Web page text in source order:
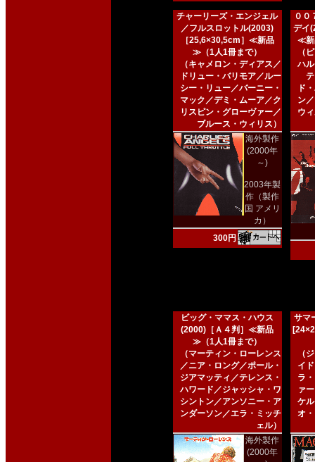
チャーリーズ・エンジェル
／フルスロットル(2003)
［25,6×30,5cm］≪新品
≫（1人1冊まで）
（キャメロン・ディアス／
ドリュー・バリモア／ルー
シー・リュー／バーニー・
マック／デミ・ムーア／ク
リスピン・グローヴァー／
ブルース・ウィリス）
海外製作
(2000年
～)
2003年製
作（製作
国 アメリ
カ）
300円
００
デイ
≪新
（
ハ
ド
ン
ウ
ビッグ・ママス・ハウス
(2000)［Ａ４判］≪新品
≫（1人1冊まで）
（マーティン・ローレンス
／ニア・ロング／ポール・
ジアマッティ／テレンス・
ハワード／ジャッシャ・ワ
シントン／アンソニー・ア
ンダーソン／エラ・ミッチ
ェル）
海外製作
(2000年
サマ
（
イ
ラ
ァ
ケ
オ